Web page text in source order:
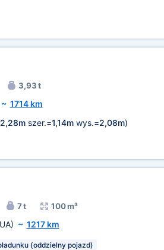
3,93 t
~ 1714 km
2,28mszer.=1,14mwys.=2,08m)
7 t 100 m³
~ 1217 km
(oddzielny pojazd)